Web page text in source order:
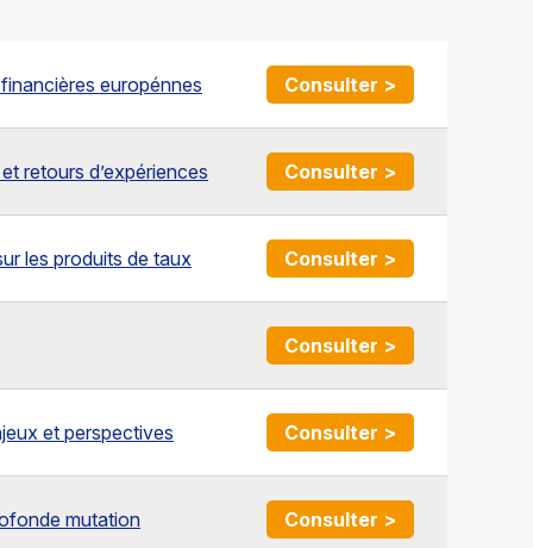
europénnes Consulter >
retours d’expériences Consulter >
les produits de taux Consulter >
Consulter >
et perspectives Consulter >
mutation Consulter >